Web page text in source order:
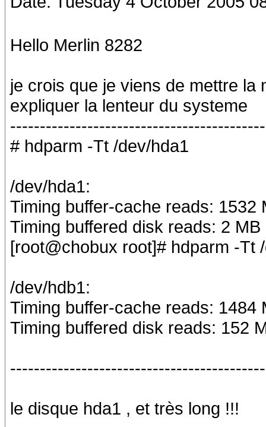
Hello Merlin 8282
je crois que je viens de mettre la
expliquer la lenteur du systeme
# hdparm -Tt /dev/hda1
/dev/hda1:
Timing buffer-cache reads:
Timing buffered disk reads: 2
[root@chobux root]# hdparm -Tt
/dev/hdb1:
Timing buffer-cache reads:
Timing buffered disk reads: 152
le disque hda1 , et très long !!!